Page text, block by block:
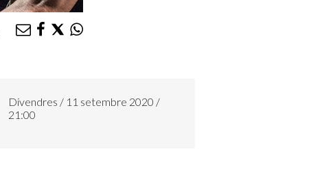
Divendres / 11 setembre 2020 /
21:00